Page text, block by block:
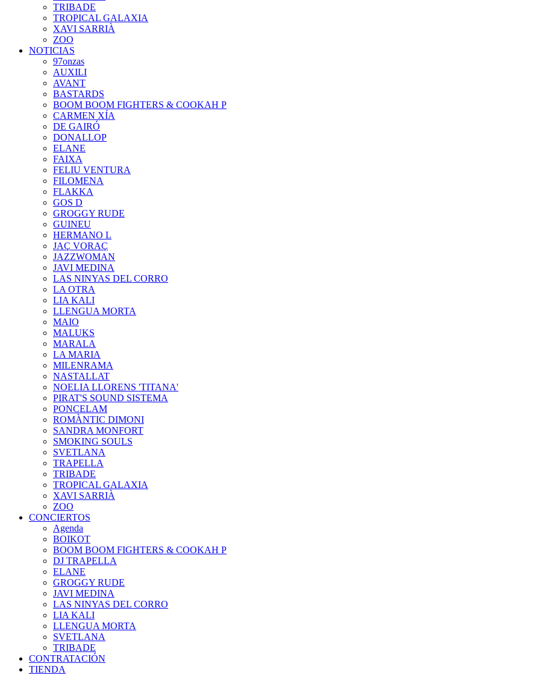
TRIBADE
TROPICAL GALAXIA
XAVI SARRIÀ
ZOO
NOTICIAS
97onzas
AUXILI
AVANT
BASTARDS
BOOM BOOM FIGHTERS & COOKAH P
CARMEN XÍA
DE GAIRÓ
DONALLOP
ELANE
FAIXA
FELIU VENTURA
FILOMENA
FLAKKA
GOS D
GROGGY RUDE
GUINEU
HERMANO L
JAÇ VORAÇ
JAZZWOMAN
JAVI MEDINA
LAS NINYAS DEL CORRO
LA OTRA
LIA KALI
LLENGUA MORTA
MAIO
MALUKS
MARALA
LA MARIA
MILENRAMA
NASTALLAT
NOELIA LLORENS 'TITANA'
PIRAT'S SOUND SISTEMA
PONCELAM
ROMÀNTIC DIMONI
SANDRA MONFORT
SMOKING SOULS
SVETLANA
TRAPELLA
TRIBADE
TROPICAL GALAXIA
XAVI SARRIÀ
ZOO
CONCIERTOS
Agenda
BOIKOT
BOOM BOOM FIGHTERS & COOKAH P
DJ TRAPELLA
ELANE
GROGGY RUDE
JAVI MEDINA
LAS NINYAS DEL CORRO
LIA KALI
LLENGUA MORTA
SVETLANA
TRIBADE
CONTRATACIÓN
TIENDA